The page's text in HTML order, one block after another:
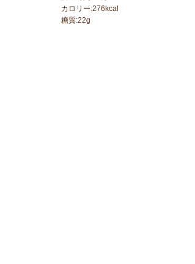
カロリー:276 kcal
糖質:22g